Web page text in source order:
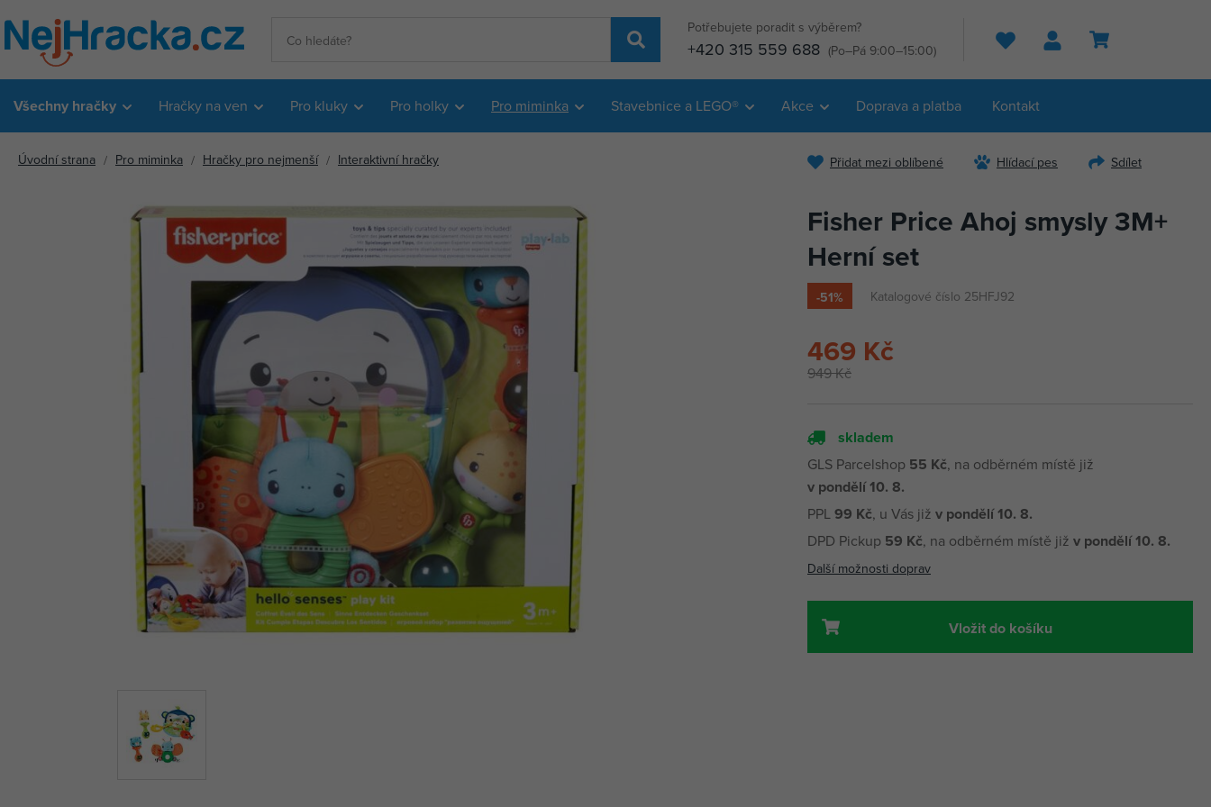
Potřebujete poradit s výběrem?
+420 315 559 688 (Po–Pá 9:00–15:00) Hledat
Všechny hračky Hračky na ven Pro kluky Pro holky Pro miminka Stavebnice a LEGO® Akce Doprava a platba Kontakt
Úvodní strana Pro miminka Hračky pro nejmenší Interaktivní hračky Přidat mezi oblíbené Hlídací pes Sdílet
Fisher Price Ahoj smysly 3M+
Herní set
-51% Katalogové číslo 25HFJ92
949 Kč
469 Kč
skladem
GLS Parcelshop 55 Kč, na odběrném místě již
v pondělí 10. 8.
PPL99 Kč, u Vás již v pondělí 10. 8.
DPD Pickup 59 Kč, na odběrném místě již v pondělí 10. 8.
Další možnosti doprav
Vložit do košíku